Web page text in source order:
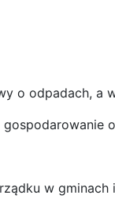
o odpadach, a
w gminach